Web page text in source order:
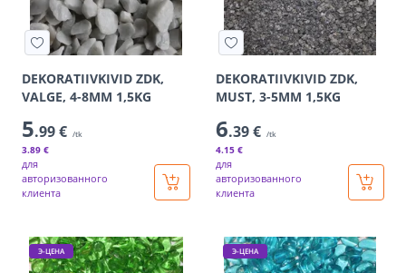
DEKORATIIVKIVID ZDK,
VALGE, 4-8MM 1,5KG
5.99 € /tk
3.89 €
для
авторизованного
клиента
DEKORATIIVKIVID ZDK,
MUST, 3-5MM 1,5KG
6.39 € /tk
4.15 €
для
авторизованного
клиента
Э-ЦЕНА Э-ЦЕНА